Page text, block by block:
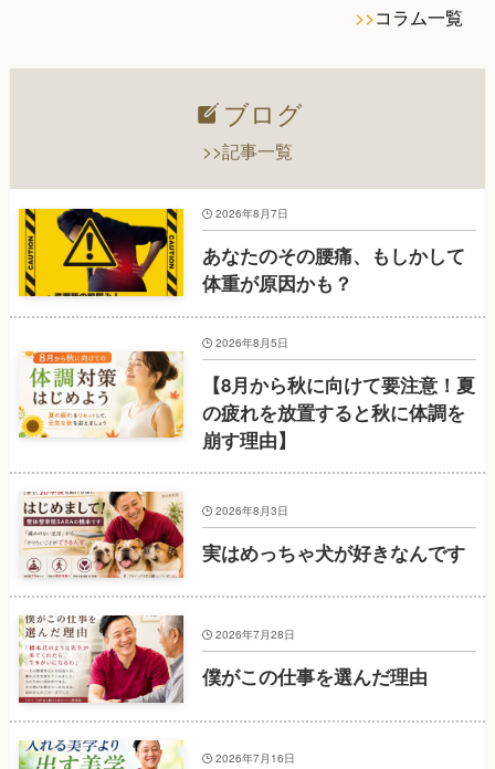
>>コラム一覧
ブログ
>>記事一覧
あなたのその腰痛、もしかして
体重が原因かも？
2026年8月7日
【8月から秋に向けて要注意！夏
の疲れを放置すると秋に体調を
崩す理由】
2026年8月5日
実はめっちゃ犬が好きなんです
2026年8月3日
僕がこの仕事を選んだ理由
2026年7月28日
2026年7月16日